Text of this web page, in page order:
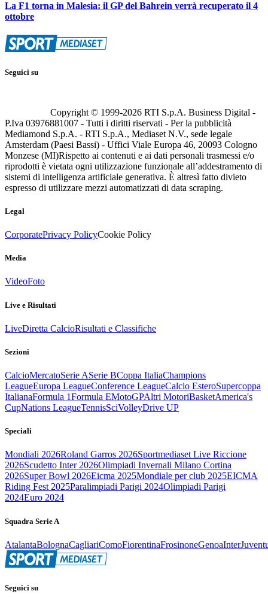
La F1 torna in Malesia: il GP del Bahrein verrà recuperato il 4
ottobre
Seguici su
Copyright © 1999-2026 RTI S.p.A. Business Digital -
P.Iva 03976881007 - Tutti i diritti riservati - Per la pubblicità
Mediamond S.p.A. - RTI S.p.A., Mediaset N.V., sede legale
Amsterdam (Paesi Bassi) - Uffici Viale Europa 46, 20093 Cologno
Monzese (MI)Rispetto ai contenuti e ai dati personali trasmessi e/o
riprodotti è vietata ogni utilizzazione funzionale all’addestramento di
sistemi di intelligenza artificiale generativa. È altresì fatto divieto
espresso di utilizzare mezzi automatizzati di data scraping.
Legal
CorporatePrivacy PolicyCookie Policy
Media
VideoFoto
Live e Risultati
LiveDiretta CalcioRisultati e Classifiche
Sezioni
CalcioMercatoSerie ASerie BCoppa ItaliaChampions
LeagueEuropa LeagueConference LeagueCalcio EsteroSupercoppa
ItalianaFormula 1Formula EMotoGPAltri MotoriBasketAmerica's
CupNations LeagueTennisSciVolleyDrive UP
Speciali
Mondiali 2026Roland Garros 2026Sportmediaset Live Riccione
2026Scudetto Inter 2026Olimpiadi Invernali Milano Cortina
2026Super Bowl 2026Eicma 2025Mondiale per club 2025EICMA
Riding Fest 2025Paralimpiadi Parigi 2024Olimpiadi Parigi
2024Euro 2024
Squadra Serie A
AtalantaBolognaCagliariComoFiorentinaFrosinoneGenoaInter
Seguici su